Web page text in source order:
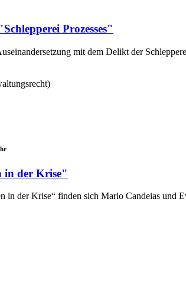
Prozesses"
mit dem Delikt der
in der Krise"
der Krise“ finden sich Mario Candeias und